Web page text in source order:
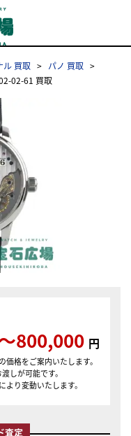
ル 買取
パノ 買取
02-61 買取
800,000 円
格をご案内いたします。
しが可能です。
り変動いたします。